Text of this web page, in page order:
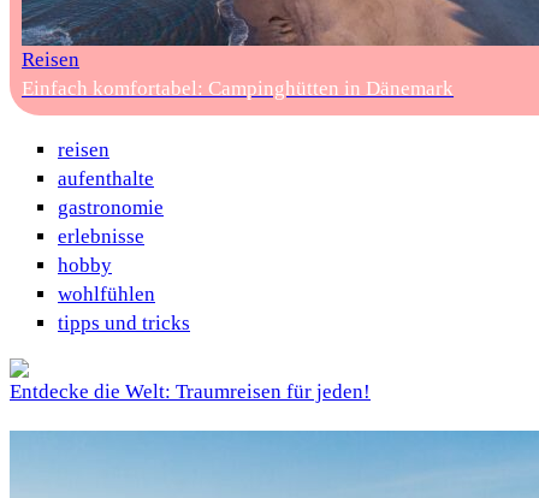
Reisen
Einfach komfortabel: Campinghütten in Dänemark
reisen
aufenthalte
gastronomie
erlebnisse
hobby
wohlfühlen
tipps und tricks
Entdecke die Welt: Traumreisen für jeden!